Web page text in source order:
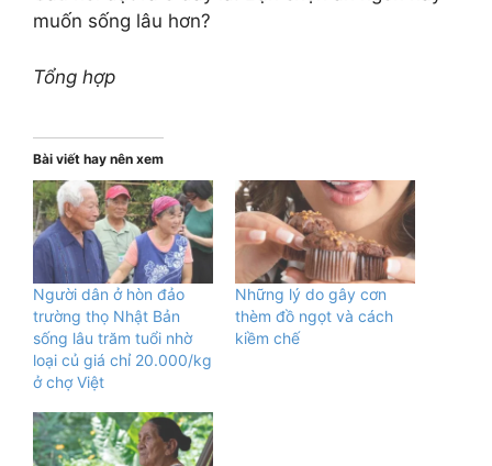
muốn sống lâu hơn?
Tổng hợp
Bài viết hay nên xem
Người dân ở hòn đảo
trường thọ Nhật Bản
sống lâu trăm tuổi nhờ
loại củ giá chỉ 20.000/kg
ở chợ Việt
Những lý do gây cơn
thèm đồ ngọt và cách
kiềm chế